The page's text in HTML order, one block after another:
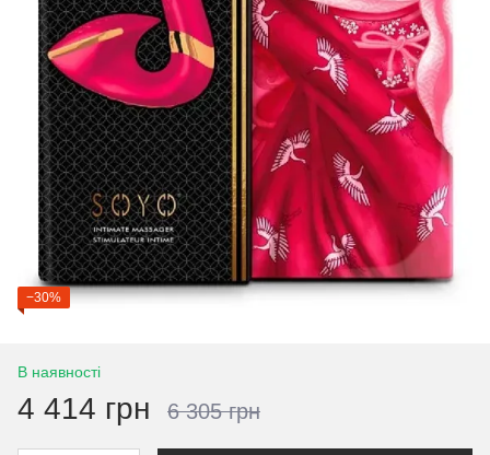
−30%
В наявності
4 414 грн 6 305 грн